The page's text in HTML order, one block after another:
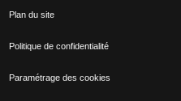
Plan du site
Politique de confidentialité
Paramétrage des cookies